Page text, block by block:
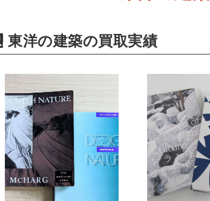
アート・建築・デザイン・音楽
彫刻・工芸
理工書関係
科学書・工学書・コンピュータ書籍
宇宙学・天文学 工学書 数学書
電気・通信
IT・テクノロジー・コンピュ
東洋の建築の買取実績